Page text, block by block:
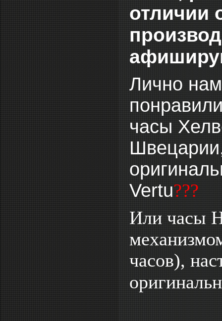
отличии
Лично
часы
Vertu???
Или часы
часов),